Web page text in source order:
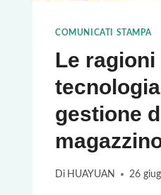
COMUNICATI STAMPA
Le ragioni
gestione
Di HUAYUAN 26